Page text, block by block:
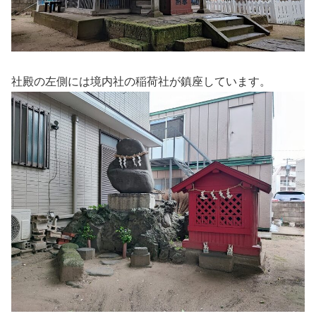
社殿の左側には境内社の稲荷社が鎮座しています。